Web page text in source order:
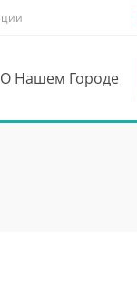
О Нашем Городе